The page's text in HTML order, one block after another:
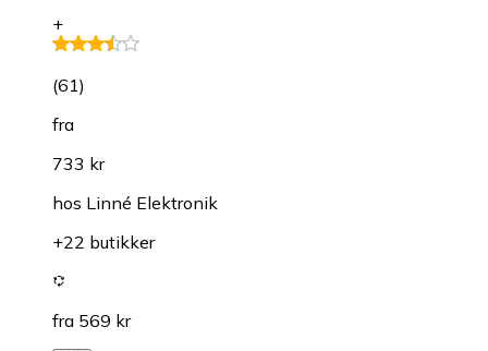
+
(61)
fra
733 kr
hos Linné Elektronik
+22 butikker
fra 569 kr